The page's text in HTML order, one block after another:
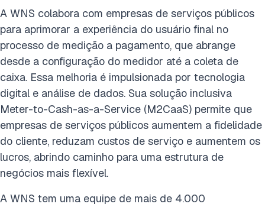
A WNS colabora com empresas de serviços públicos
para aprimorar a experiência do usuário final no
processo de medição a pagamento, que abrange
desde a configuração do medidor até a coleta de
caixa. Essa melhoria é impulsionada por tecnologia
digital e análise de dados. Sua solução inclusiva
Meter-to-Cash-as-a-Service (M2CaaS) permite que
empresas de serviços públicos aumentem a fidelidade
do cliente, reduzam custos de serviço e aumentem os
lucros, abrindo caminho para uma estrutura de
negócios mais flexível.
A WNS tem uma equipe de mais de 4.000